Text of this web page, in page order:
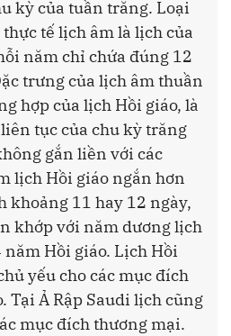
kỳ của tuần trăng. Loại
tế lịch âm là lịch của
năm chỉ chứa đúng 12
trưng của lịch âm thuần
hợp của lịch Hồi giáo, là
tục của chu kỳ trăng
gắn liền với các
lịch Hồi giáo ngắn hơn
khoảng 11 hay 12 ngày,
khớp với năm dương lịch
năm Hồi giáo. Lịch Hồi
yếu cho các mục đích
Tại Ả Rập Saudi lịch cũng
mục đích thương mại.